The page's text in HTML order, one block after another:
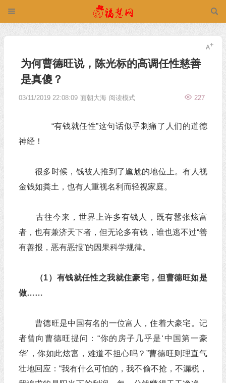
为何曹德旺说，陈光标的高调任性慈善
是真傻？
03/11/2019 22:08:09 面朝大海 227
阅读模式
“有钱就任性”这句话似乎刺痛了人们的道德
神经！
很多时候，钱被人推到了尴尬的地位上。有人视
金钱如粪土，也有人重视名利而轻视家庭。
古往今来，世界上许多有钱人，既有嚣张炫富
者，也有兼济天下者，但无论多有钱，谁也逃不过“善
有善报，恶有恶报”的因果科学规律。
（1）有钱就任性之我就住豪宅，但曹德旺如是
做……
曹德旺是中国有名的一位富人，住着大豪宅。记
者曾向曹德旺提问：“你的房子几乎是‘中国第一豪
华’，你如此炫富，难道不担心吗？”曹德旺则理直气
壮地回应：“我有什么可怕的，我不偷不抢，不漏税，